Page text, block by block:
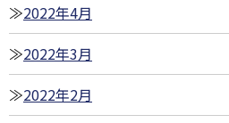
2022年4月
2022年3月
2022年2月